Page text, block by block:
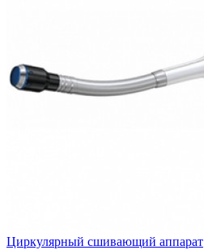
Циркулярный сшивающий аппарат